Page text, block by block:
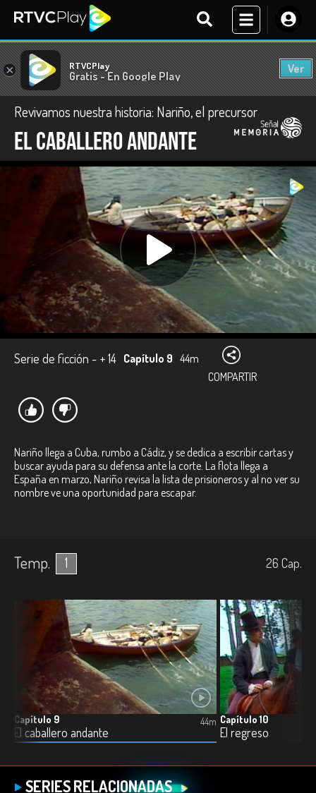
× RTVCPlay
Gratis - En Google Play
Ver
Revivamos nuestra historia: Nariño, el precursor
El caballero andante
Serie de ficción - + 14 Capítulo 9 44m
COMPARTIR
Nariño llega a Cuba, rumbo a Cádiz, y se dedica a escribir cartas y
buscar ayuda para su defensa ante la corte. La flota llega a
España en marzo, Nariño revisa la lista de prisioneros y al no ver su
nombre ve una oportunidad para escapar.
Temp. 1 26 Cap.
Capítulo 9
El caballero andante
44m Capítulo 10
El regreso
SERIES RELACIONADAS